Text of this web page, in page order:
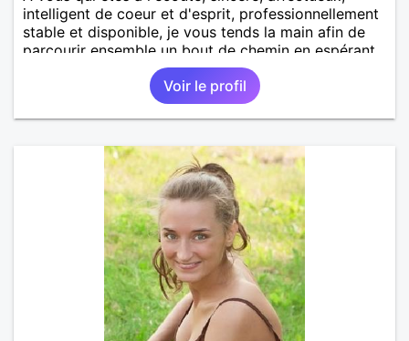
intelligent de coeur et d'esprit, professionnellement
stable et disponible, je vous tends la main afin de
parcourir ensemble un bout de chemin en espérant
que la route soit longue.
Voir le profil